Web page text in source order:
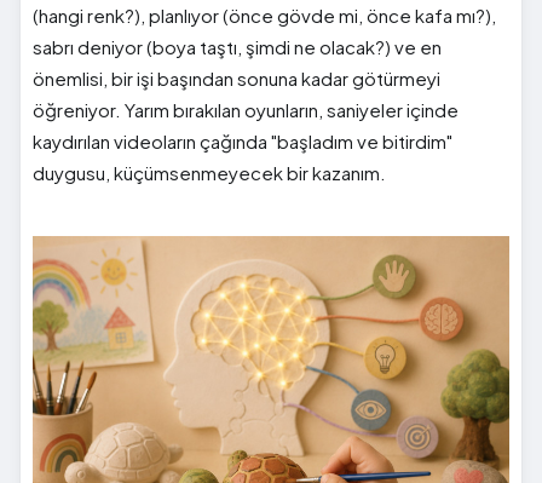
(hangi renk?), planlıyor (önce gövde mi, önce kafa mı?),
sabrı deniyor (boya taştı, şimdi ne olacak?) ve en
önemlisi, bir işi başından sonuna kadar götürmeyi
öğreniyor. Yarım bırakılan oyunların, saniyeler içinde
kaydırılan videoların çağında "başladım ve bitirdim"
duygusu, küçümsenmeyecek bir kazanım.